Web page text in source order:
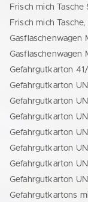
Frisch mich
Frisch mich
Gefahrgutkarton
Gefahrgutkarton
Gefahrgutkarton
Gefahrgutkarton
Gefahrgutkarton
Gefahrgutkarton
Gefahrgutkarton
Gefahrgutkartons